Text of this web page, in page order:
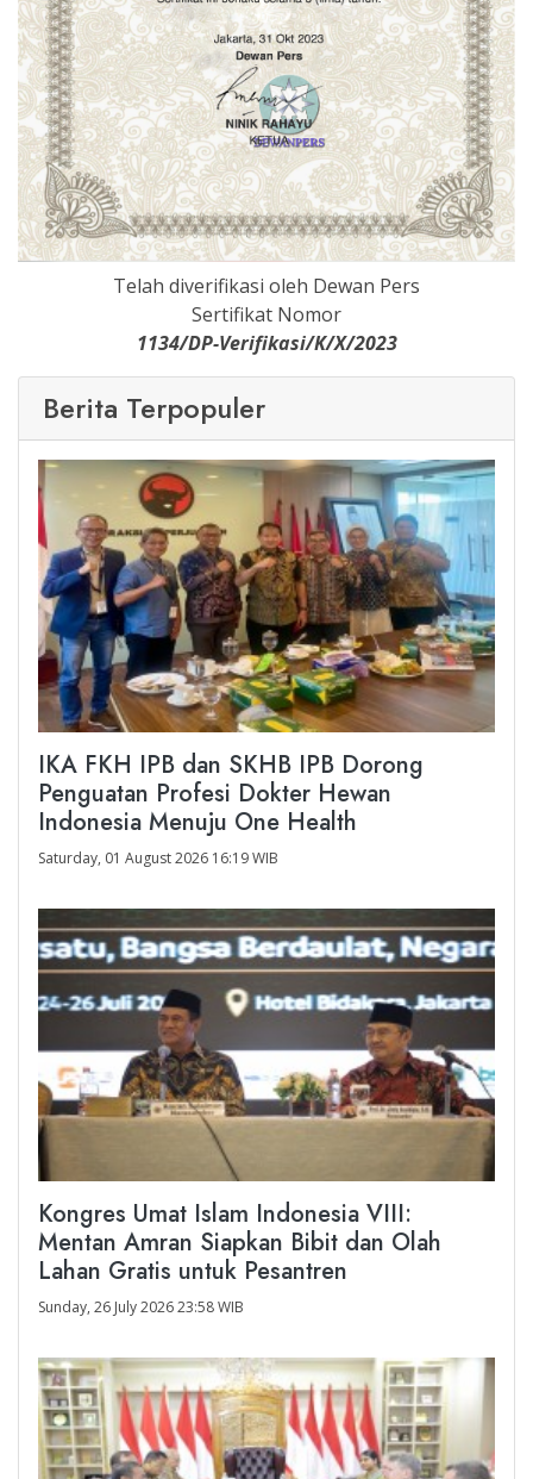
Telah diverifikasi oleh Dewan Pers
Sertifikat Nomor
1134/DP-Verifikasi/K/X/2023
Berita Terpopuler
IKA FKH IPB dan SKHB IPB Dorong
Penguatan Profesi Dokter Hewan
Indonesia Menuju One Health
Saturday, 01 August 2026 16:19 WIB
Kongres Umat Islam Indonesia VIII:
Mentan Amran Siapkan Bibit dan Olah
Lahan Gratis untuk Pesantren
Sunday, 26 July 2026 23:58 WIB